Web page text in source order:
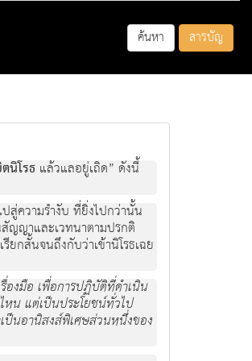
ค้นหา สารบัญ
นิโรธ แล้วแลอยู่เถิด” ดังนี้
ความรำงับ ที่ยิ่งไปกว่านั้น
ญญาและเวทนาตามปรกติ
กสั้นจนถึงกับว่าเข้านิโรธเฉย
องมือ เพื่อการปฏิบัติที่ดำเนิน
หน แต่เป็นประโยชน์ทั่วไป
ป็นอานิสงส์พิเศษส่วนหนึ่งของ